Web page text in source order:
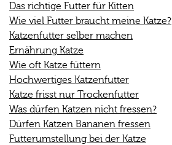
Das richtige Futter für Kitten
Wie viel Futter braucht meine Katze?
Katzenfutter selber machen
Ernährung Katze
Wie oft Katze füttern
Hochwertiges Katzenfutter
Katze frisst nur Trockenfutter
Was dürfen Katzen nicht fressen?
Dürfen Katzen Bananen fressen
Futterumstellung bei der Katze